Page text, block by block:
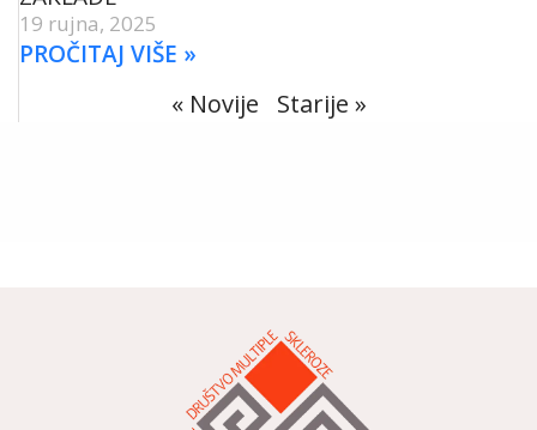
19 rujna, 2025
PROČITAJ VIŠE »
« Novije Starije »